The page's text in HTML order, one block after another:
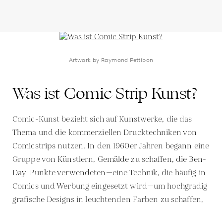
Artwork by Raymond Pettibon
Was ist Comic Strip Kunst?
Comic-Kunst bezieht sich auf Kunstwerke, die das
Thema und die kommerziellen Drucktechniken von
Comicstrips nutzen. In den 1960er Jahren begann eine
Gruppe von Künstlern, Gemälde zu schaffen, die Ben-
Day-Punkte verwendeten—eine Technik, die häufig in
Comics und Werbung eingesetzt wird—um hochgradig
grafische Designs in leuchtenden Farben zu schaffen,